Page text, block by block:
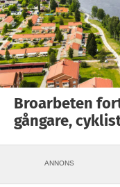
Broarbeten
gångare,
ANNONS